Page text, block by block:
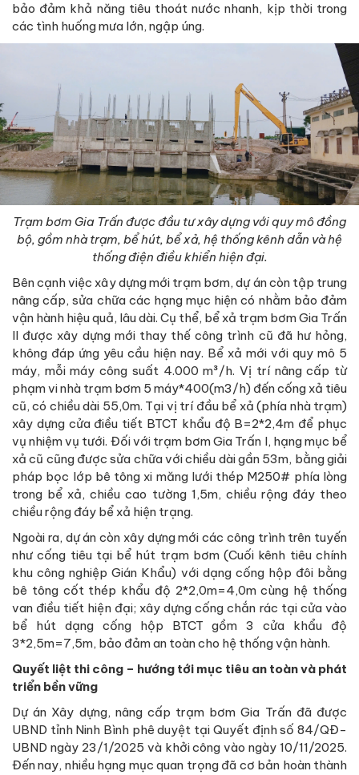
bảo đảm khả năng tiêu thoát nước nhanh, kịp thời trong
các tình huống mưa lớn, ngập úng.
Trạm bơm Gia Trấn được đầu tư xây dựng với quy mô đồng
bộ, gồm nhà trạm, bể hút, bể xả, hệ thống kênh dẫn và hệ
thống điện điều khiển hiện đại.
Bên cạnh việc xây dựng mới trạm bơm, dự án còn tập trung
nâng cấp, sửa chữa các hạng mục hiện có nhằm bảo đảm
vận hành hiệu quả, lâu dài. Cụ thể, bể xả trạm bơm Gia Trấn
II được xây dựng mới thay thế công trình cũ đã hư hỏng,
không đáp ứng yêu cầu hiện nay. Bể xả mới với quy mô 5
máy, mỗi máy công suất 4.000 m³/h. Vị trí nâng cấp từ
phạm vi nhà trạm bơm 5 máy*400(m3/h) đến cống xả tiêu
cũ, có chiều dài 55,0m. Tại vị trí đầu bể xả (phía nhà trạm)
xây dựng cửa điều tiết BTCT khẩu độ B=2*2,4m để phục
vụ nhiệm vụ tưới. Đối với trạm bơm Gia Trấn I, hạng mục bể
xả cũ cũng được sửa chữa với chiều dài gần 53m, bằng giải
pháp bọc lớp bê tông xi măng lưới thép M250# phía lòng
trong bể xả, chiều cao tường 1,5m, chiều rộng đáy theo
chiều rộng đáy bể xả hiện trạng.
Ngoài ra, dự án còn xây dựng mới các công trình trên tuyến
như cống tiêu tại bể hút trạm bơm (Cuối kênh tiêu chính
khu công nghiệp Gián Khẩu) với dạng cống hộp đôi bằng
bê tông cốt thép khẩu độ 2*2,0m=4,0m cùng hệ thống
van điều tiết hiện đại; xây dựng cống chắn rác tại cửa vào
bể hút dạng cống hộp BTCT gồm 3 cửa khẩu độ
3*2,5m=7,5m, bảo đảm an toàn cho hệ thống vận hành.
Quyết liệt thi công – hướng tới mục tiêu an toàn và phát
triển bền vững
Dự án Xây dựng, nâng cấp trạm bơm Gia Trấn đã được
UBND tỉnh Ninh Bình phê duyệt tại Quyết định số 84/QĐ-
UBND ngày 23/1/2025 và khởi công vào ngày 10/11/2025.
Đến nay, nhiều hạng mục quan trọng đã cơ bản hoàn thành